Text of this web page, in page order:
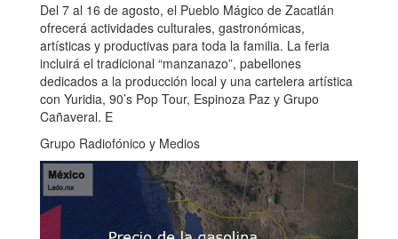
Del 7 al 16 de agosto, el Pueblo Mágico de Zacatlán
ofrecerá actividades culturales, gastronómicas,
artísticas y productivas para toda la familia. La feria
incluirá el tradicional “manzanazo”, pabellones
dedicados a la producción local y una cartelera artística
con Yuridia, 90’s Pop Tour, Espinoza Paz y Grupo
Cañaveral. E
Grupo Radiofónico y Medios